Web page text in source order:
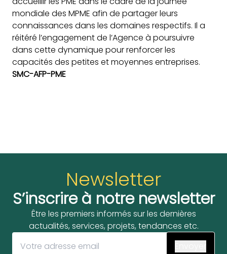
mondiale des MPME afin de partager leurs
connaissances dans les domaines respectifs. Il a
réitéré l’engagement de l’Agence à poursuivre
dans cette dynamique pour renforcer les
capacités des petites et moyennes entreprises.
SMC-AFP-PME
Newsletter
S’inscrire à notre newsletter
Être les premiers informés sur les dernières
actualités, services, projets, tendances etc.